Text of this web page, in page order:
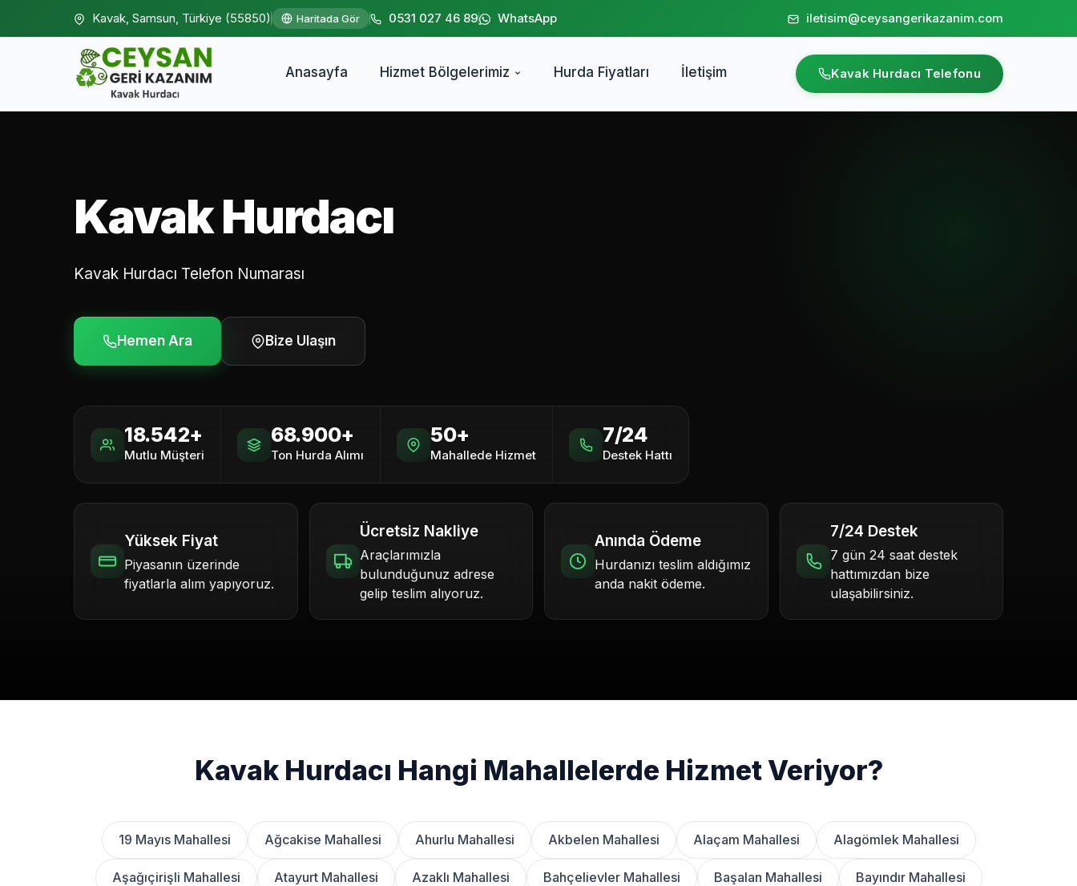
Kavak, Samsun, Türkiye (55850) Haritada Gör 0531 027 46 89 WhatsApp iletisim@ceysangerikazanim.com
Anasayfa Hizmet Bölgelerimiz Hurda Fiyatları İletişim Kavak Hurdacı Telefonu
Kavak Hurdacı
Kavak Hurdacı Telefon Numarası
Hemen Ara Bize Ulaşın
18.542+
Mutlu Müşteri
68.900+
Ton Hurda Alımı
50+
Mahallede Hizmet
7/24
Destek Hattı
Yüksek Fiyat
Piyasanın üzerinde
fiyatlarla alım yapıyoruz.
Ücretsiz Nakliye
Araçlarımızla
bulunduğunuz adrese
gelip teslim alıyoruz.
Anında Ödeme
Hurdanızı teslim aldığımız
anda nakit ödeme.
7/24 Destek
7 gün 24 saat destek
hattımızdan bize
ulaşabilirsiniz.
Kavak Hurdacı Hangi Mahallelerde Hizmet Veriyor?
19 Mayıs Mahallesi Ağcakise Mahallesi Ahurlu Mahallesi Akbelen Mahallesi Alaçam Mahallesi Alagömlek Mahallesi
Aşağıçirişli Mahallesi Atayurt Mahallesi Azaklı Mahallesi Bahçelievler Mahallesi Başalan Mahallesi Bayındır Mahallesi